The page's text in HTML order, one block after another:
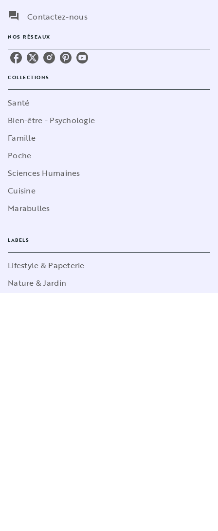
question_answer
Contactez-nous
NOS RÉSEAUX
COLLECTIONS
Santé
Bien-être - Psychologie
Famille
Poche
Sciences Humaines
Cuisine
Marabulles
LABELS
Lifestyle & Papeterie
Nature & Jardin